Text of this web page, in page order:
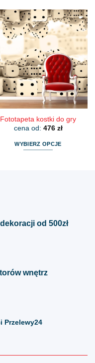
ma
wiele
wariantów.
Opcje
można
wybrać
na
stronie
produktu
Fototapeta kostki do gry
cena od: 476 zł
WYBIERZ OPCJE
można
od 500zł
wnętrz
Przelewy24